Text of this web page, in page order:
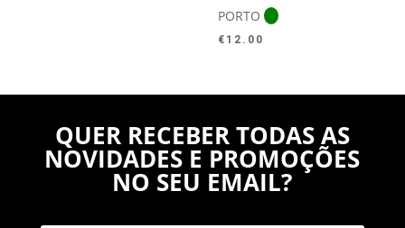
PORTO
€ 12.00
QUER RECEBER TODAS AS
NOVIDADES E PROMOÇÕES
NO SEU EMAIL?